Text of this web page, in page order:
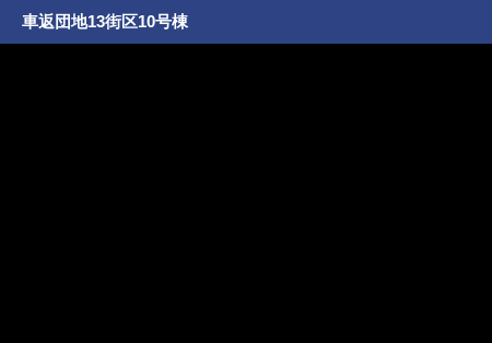
車返団地13街区10号棟